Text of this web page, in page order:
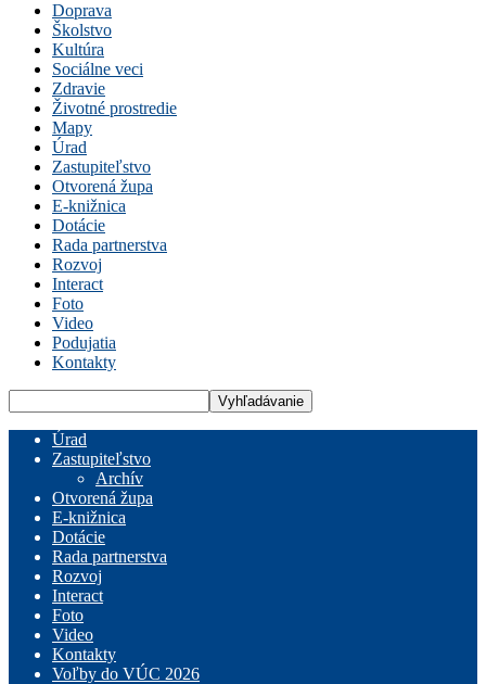
Doprava
Školstvo
Kultúra
Sociálne veci
Zdravie
Životné prostredie
Mapy
Úrad
Zastupiteľstvo
Otvorená župa
E-knižnica
Dotácie
Rada partnerstva
Rozvoj
Interact
Foto
Video
Podujatia
Kontakty
Úrad
Zastupiteľstvo
Archív
Otvorená župa
E-knižnica
Dotácie
Rada partnerstva
Rozvoj
Interact
Foto
Video
Kontakty
Voľby do VÚC 2026